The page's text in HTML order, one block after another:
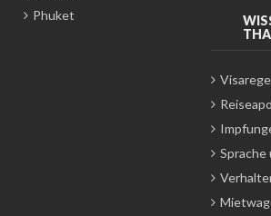
Phuket
Sprache